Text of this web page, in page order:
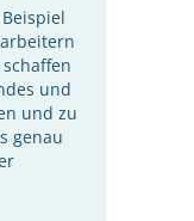
und
und zu
genau